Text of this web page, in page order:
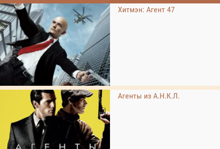
Хитмэн: Агент 47
Агенты из А.Н.К.Л.